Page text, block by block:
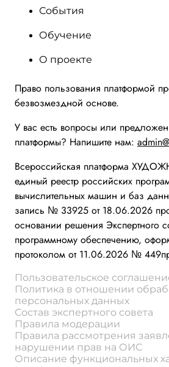
События
Обучение
О проекте
Право пользования платформой
безвозмездной основе.
У вас есть вопросы или
платформы? Напишите нам:
Всероссийская платформа
единый реестр российских
вычислительных машин и баз
запись № 33925 от 18.06.2026
основании решения Экспертного
программному обеспечению,
протоколом от 11.06.2026 №
Пользовательское
Политика в отношении
персональных данных
Состав экспертного совета
Правила модерации
Правила рассмотрения
нарушении прав на ОИС
Описание функциональных